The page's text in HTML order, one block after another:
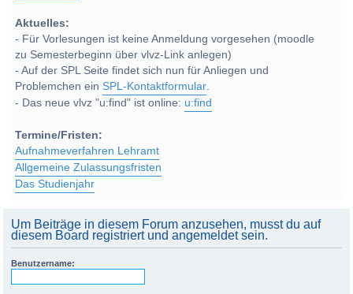
Aktuelles:
- Für Vorlesungen ist keine Anmeldung vorgesehen (moodle
zu Semesterbeginn über vlvz-Link anlegen)
- Auf der SPL Seite findet sich nun für Anliegen und
Problemchen einSPL-Kontaktformular.
- Das neue vlvz "u:find" ist online: u:find
Termine/Fristen:
Aufnahmeverfahren Lehramt
Allgemeine Zulassungsfristen
Das Studienjahr
Um Beiträge in diesem Forum anzusehen, musst du auf
diesem Board registriert und angemeldet sein.
Benutzername: